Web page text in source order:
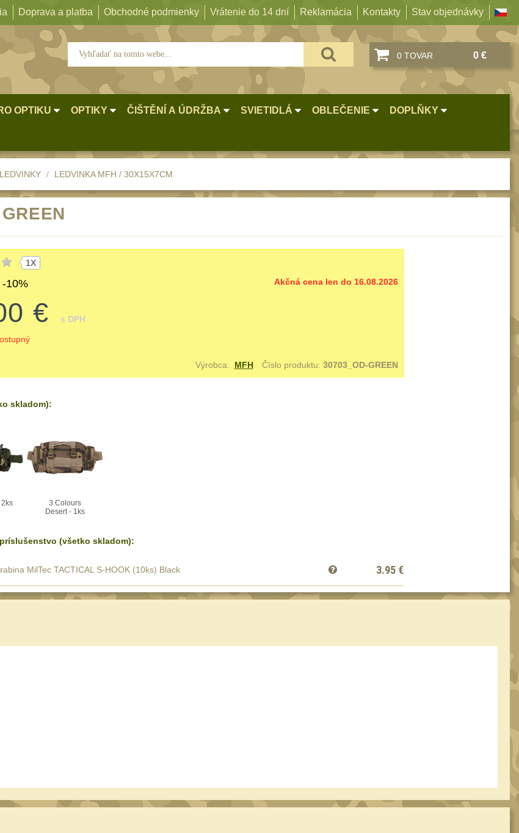
Doprava a platba Obchodné podmienky Vrátenie do 14 dní Reklamácia Kontakty Stav objednávky
0 TOVAR 0 €
OPTIKU OPTIKY ČIŠTĚNÍ A ÚDRŽBA SVIETIDLÁ OBLEČENIE DOPLŇKY
LEDVINKY LEDVINKA MFH / 30X15X7CM
1X
Akčná cena len do 16.08.2026
-10%
€ s DPH
Výrobca: MFH Číslo produktu: 30703_OD-GREEN
skladom):
3 Colours
Desert - 1ks
(všetko skladom):
MilTec TACTICAL S-HOOK (10ks) Black 3.95 €